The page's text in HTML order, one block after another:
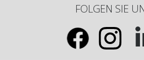
FOLGEN SIE